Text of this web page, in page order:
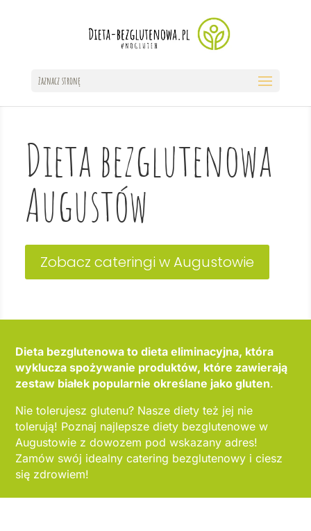
Zaznacz stronę
Dieta bezglutenowa
Augustów
Zobacz cateringi w Augustowie
Dieta bezglutenowa to dieta eliminacyjna, która
wyklucza spożywanie produktów, które zawierają
zestaw białek popularnie określane jako gluten.
Nie tolerujesz glutenu? Nasze diety też jej nie
tolerują! Poznaj najlepsze diety bezglutenowe w
Augustowie z dowozem pod wskazany adres!
Zamów swój idealny catering bezglutenowy i ciesz
się zdrowiem!